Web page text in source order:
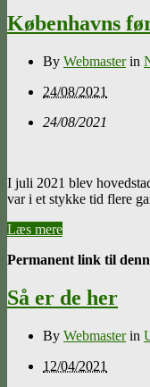
Københavns
By Webmasterin
24/08/2021
24/08/2021
I juli 2021 blev
var i et stykke tid flere
Læs mere
Permanent link til
Så er de her
By Webmasterin
12/04/2021